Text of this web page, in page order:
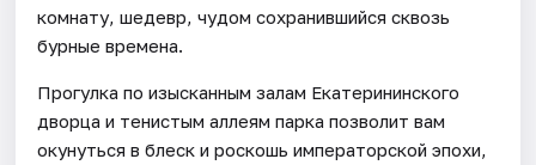
комнату, шедевр, чудом сохранившийся сквозь
бурные времена.
Прогулка по изысканным залам Екатерининского
дворца и тенистым аллеям парка позволит вам
окунуться в блеск и роскошь императорской эпохи,